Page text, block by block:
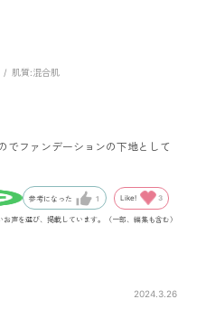
肌質:混合肌
でファンデーションの下地として
参考になった 1 Like! 3
声を選び、掲載しています。（一部、編集も含む）
2024.3.26